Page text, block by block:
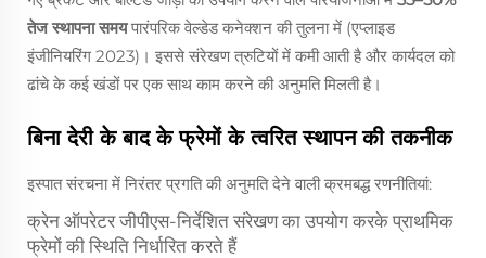
तेज स्थापना समयपारंपरिक वेल्डेड कनेक्शन की तुलना में (एप्लाइड
इंजीनियरिंग 2023)। इससे संरेखण त्रुटियों में कमी आती है और कार्यदल को
ढांचे के कई खंडों पर एक साथ काम करने की अनुमति मिलती है।
बिना देरी के बाद के फ्रेमों के त्वरित स्थापन की तकनीक
इस्पात संरचना में निरंतर प्रगति की अनुमति देने वाली क्रमबद्ध रणनीतियां:
क्रेन ऑपरेटर जीपीएस-निर्देशित संरेखण का उपयोग करके प्राथमिक
फ्रेमों की स्थिति निर्धारित करते हैं